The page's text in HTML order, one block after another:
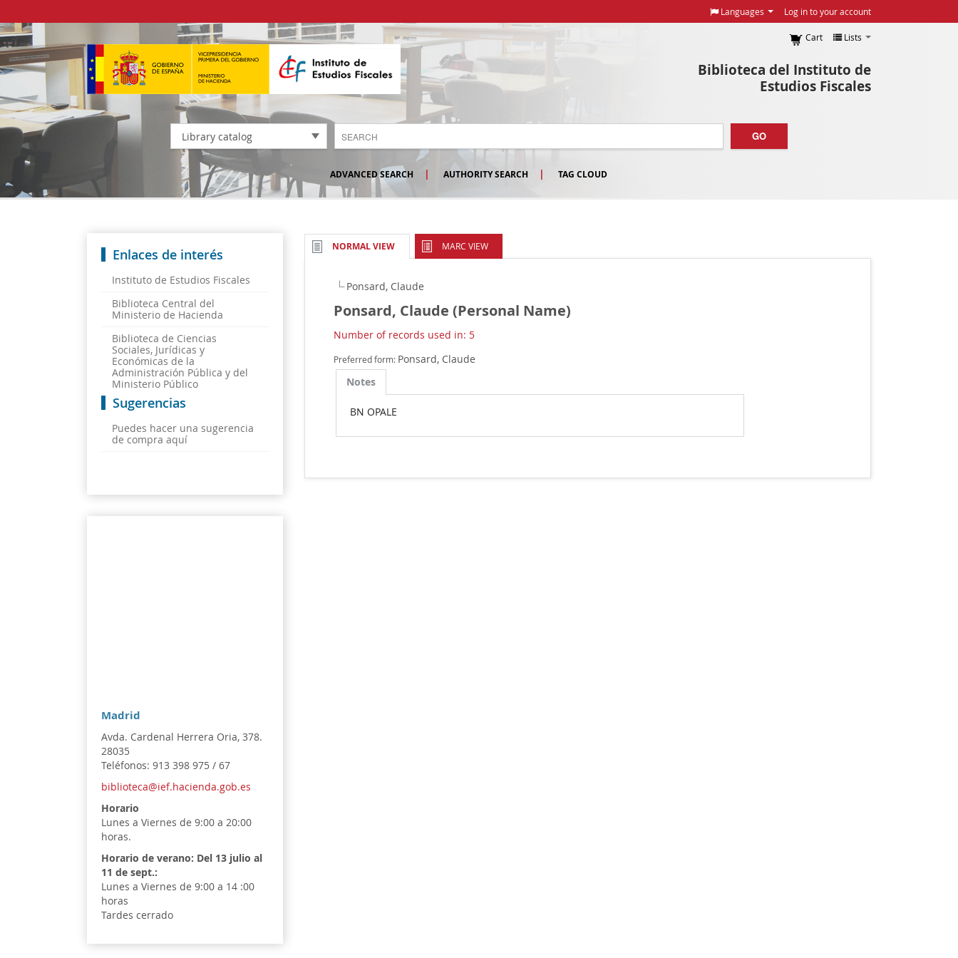
Languages Log in to your account
Biblioteca del Instituto de
Estudios Fiscales
Cart Lists
Library catalog GO
ADVANCED SEARCH AUTHORITY SEARCH TAG CLOUD
Enlaces de interés
Instituto de Estudios Fiscales
Biblioteca Central del
Ministerio de Hacienda
Biblioteca de Ciencias
Sociales, Jurídicas y
Económicas de la
Administración Pública y del
Ministerio Público
Sugerencias
Puedes hacer una sugerencia
de compra aquí
Madrid
Avda. Cardenal Herrera Oria, 378.
28035
Teléfonos: 913 398 975 / 67
biblioteca@ief.hacienda.gob.es
Horario
Lunes a Viernes de 9:00 a 20:00
horas.
Horario de verano: Del 13 julio al
11 de sept.:
Lunes a Viernes de 9:00 a 14 :00
horas
Tardes cerrado
NORMAL VIEW MARC VIEW
Ponsard, Claude
Ponsard, Claude (Personal Name)
Number of records used in: 5
Preferred form: Ponsard, Claude
Notes
BN OPALE